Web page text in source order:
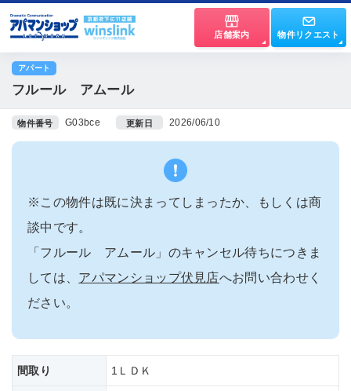
店舗案内 物件リクエスト
アパート
フルール アムール
物件番号 G03bce 更新日 2026/06/10
※この物件は既に決まってしまったか、もしくは商
談中です。
「フルール アムール」のキャンセル待ちにつきま
しては、 アパマンショップ伏見店へお問い合わせく
ださい。
間取り 1ＬＤＫ